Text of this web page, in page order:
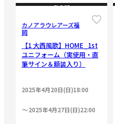
CLOSE
カノアラウレアーズ福
岡
【1 大西風歌】HOME_1st
ユニフォーム（実使用・直
筆サイン＆額装入り）
2025年4月20日(日)18:00
2025年4月27日(日)22:00